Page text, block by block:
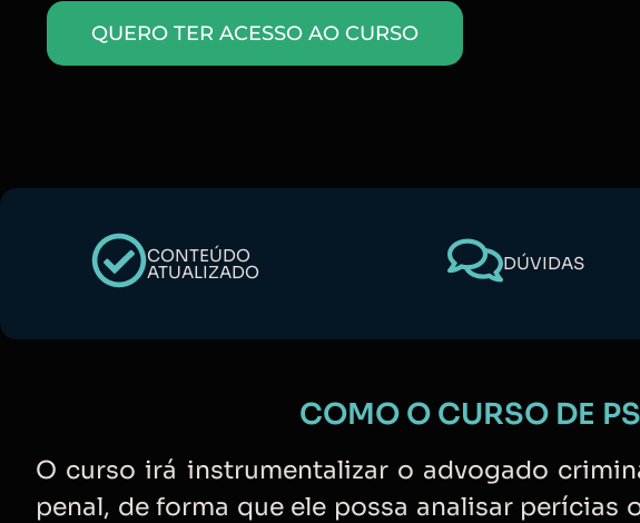
QUERO TER ACESSO AO CURSO
CONTEÚDO
ATUALIZADO DÚVIDAS
COMO O CURSO DE
O curso irá instrumentalizar o advogado
penal, de forma que ele possa analisar